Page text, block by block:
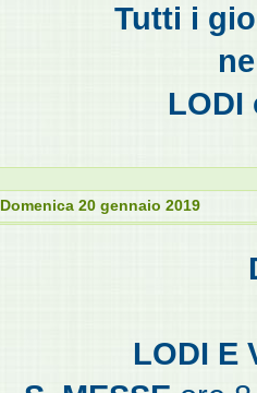
Tutti i
LODI
Domenica 20 gennaio 2019
LODI E